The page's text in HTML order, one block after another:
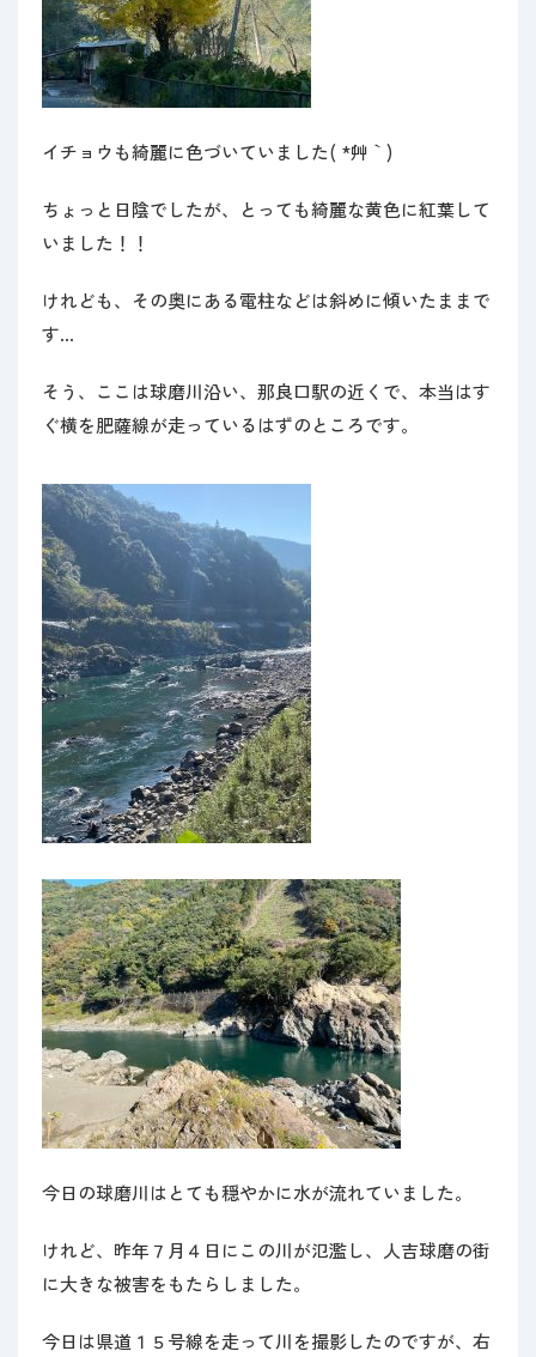
イチョウも綺麗に色づいていました( *´艸｀)
ちょっと日陰でしたが、とっても綺麗な黄色に紅葉して
いました！！
けれども、その奥にある電柱などは斜めに傾いたままで
す…
そう、ここは球磨川沿い、那良口駅の近くで、本当はす
ぐ横を肥薩線が走っているはずのところです。
今日の球磨川はとても穏やかに水が流れていました。
けれど、昨年７月４日にこの川が氾濫し、人吉球磨の街
に大きな被害をもたらしました。
今日は県道１５号線を走って川を撮影したのですが、右